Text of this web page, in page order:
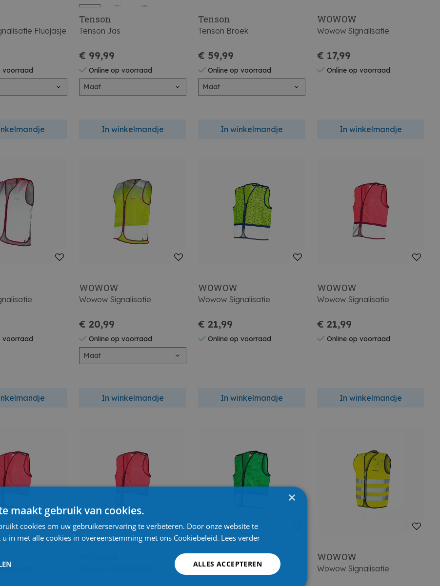
Fluojasje
voorraad
Tenson
Tenson Jas
€ 99,99
Online op voorraad
Maat
In winkelmandje
Tenson
Tenson Broek
€ 59,99
Online op voorraad
Maat
In winkelmandje
WOWOW
Wowow Signalisatie
€ 17,99
Online op voorraad
In winkelmandje
voorraad
WOWOW
Wowow Signalisatie
€ 20,99
Online op voorraad
Maat
In winkelmandje
WOWOW
Wowow Signalisatie
€ 21,99
Online op voorraad
In winkelmandje
WOWOW
Wowow Signalisatie
€ 21,99
Online op voorraad
In winkelmandje
WOWOW
Wowow Signalisatie
WOWOW
Wowow Signalisatie
×
maakt gebruik van cookies.
cookies om uw gebruikerservaring te verbeteren. Door onze website te
in met alle cookies in overeenstemming met ons Cookiebeleid. Lees verder
ALLES ACCEPTEREN